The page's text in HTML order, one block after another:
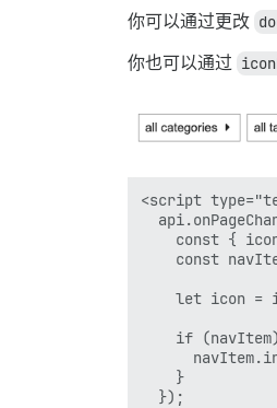
你可以通过更改
你也可以通过
<script
const {
const
let icon =
if
    }
  });